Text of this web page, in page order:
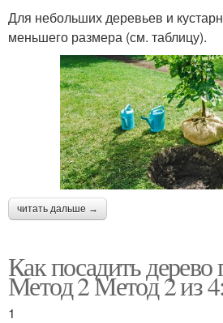
Для небольших деревьев и
меньшего размера (см. таблицу).
читать дальше →
Как посадить дерево
Метод 2 Метод 2 из
1